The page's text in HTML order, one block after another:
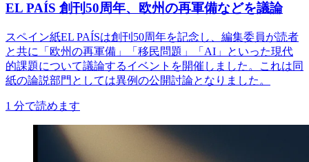
EL PAÍS 創刊50周年、欧州の再軍備などを議論
スペイン紙EL PAÍSは創刊50周年を記念し、編集委員が読者
と共に「欧州の再軍備」「移民問題」「AI」といった現代
的課題について議論するイベントを開催しました。これは同
紙の論説部門としては異例の公開討論となりました。
1 分で読めます